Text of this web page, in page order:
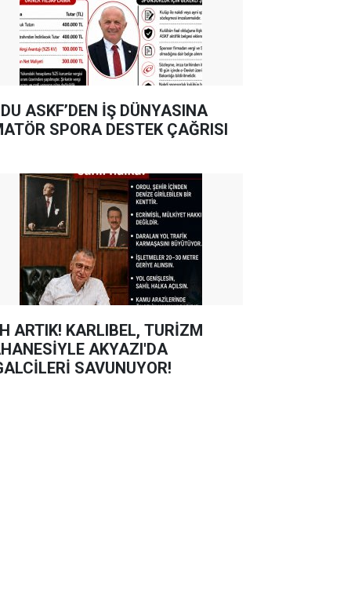
ASKF’DEN İŞ DÜNYASINA
SPORA DESTEK ÇAĞRISI
KARLIBEL, TURİZM
AKYAZI'DA
SAVUNUYOR!